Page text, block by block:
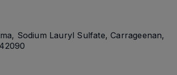
Sodium Lauryl Sulfate, Carrageenan,